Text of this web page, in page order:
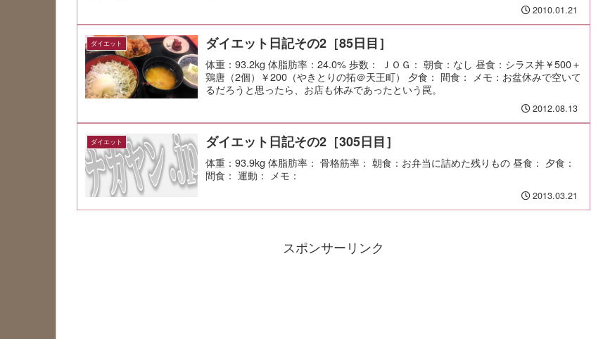
2010.01.21
ダイエット ダイエット日記その2［85日目］
体重：93.2kg 体脂肪率：24.0% 歩数： ＪＯＧ： 朝食：なし 昼食：シラス丼￥500＋
鶏唐（2個）￥200（やきとりの拓＠天王町） 夕食： 間食： メモ：お盆休みで空いて
るだろうと思ったら、お店も休みであったという罠。
2012.08.13
ダイエット ダイエット日記その2［305日目］
体重：93.9kg 体脂肪率： 骨格筋率： 朝食：お弁当に詰めた残りもの 昼食： 夕食：
間食： 運動： メモ：
2013.03.21
スポンサーリンク